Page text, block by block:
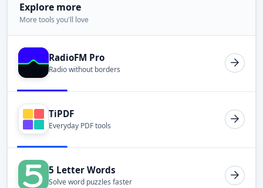
Explore more
More tools you'll love
RadioFM Pro
Radio without borders
TiPDF
Everyday PDF tools
5 Letter Words
Solve word puzzles faster